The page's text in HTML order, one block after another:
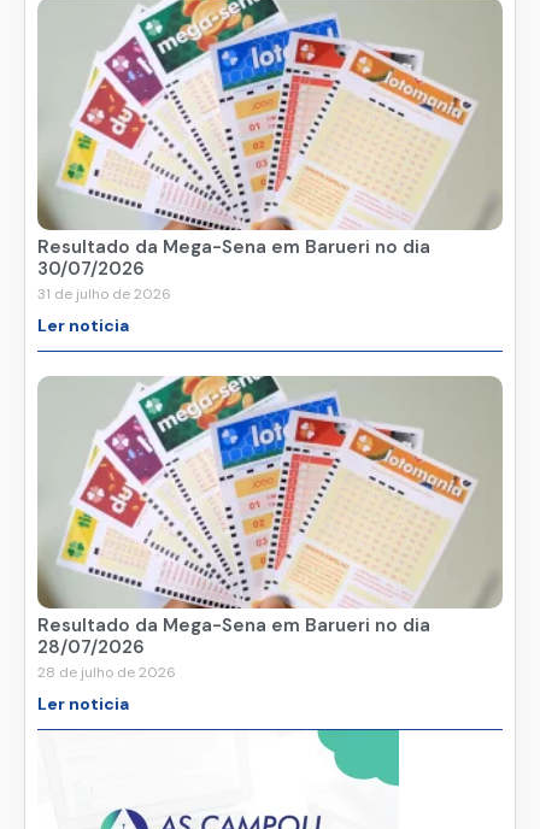
Resultado da Mega-Sena em Barueri no dia
30/07/2026
31 de julho de 2026
Ler noticia
Resultado da Mega-Sena em Barueri no dia
28/07/2026
28 de julho de 2026
Ler noticia